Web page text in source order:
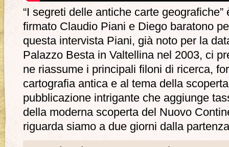
“I segreti delle antiche carte geografiche”
firmato Claudio Piani e Diego baratono
questa intervista Piani, già noto per la
Palazzo Besta in Valtellina nel 2003, ci
ne riassume i principali filoni di ricerca,
cartografia antica e al tema della
pubblicazione intrigante che aggiunge
della moderna scoperta del Nuovo
riguarda siamo a due giorni dalla